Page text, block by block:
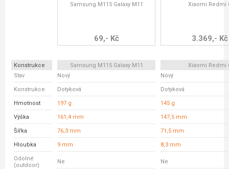
Samsung M115 Galaxy M11
69,- Kč
Xiaomi Redmi
3.369,- Kč
Konstrukce Samsung M115 Galaxy M11
Xiaomi Redmi
Stav
Nový Nový
Konstrukce Dotyková Dotyková
Hmotnost 197 g 145 g
Výška 161,4 mm 147,5 mm
Šířka 76,3 mm 71,5 mm
Hloubka 9 mm 8,3 mm
Odolné
(outdoor)
Ne Ne